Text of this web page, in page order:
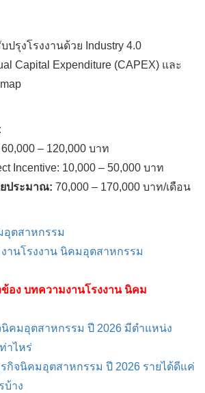
ปรุงโรงงานด้วย Industry 4.0
Capital Expenditure (CAPEX) และ
– 120,000 บาท
Incentive: 10,000 – 50,000 บาท
ประมาณ: 70,000 – 170,000 บาท/เดือน
อุตสาหกรรม
านโรงงาน นิคมอุตสาหกรรม
อง บทความงานโรงงาน นิคม
นิคมอุตสาหกรรม ปี 2026 มีตำแหน่ง
าไหร่
กิจนิคมอุตสาหกรรม ปี 2026 รายได้ดีแค่
บ้าง